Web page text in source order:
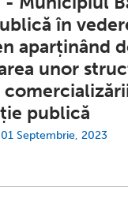
în
aparținând
unor
publică
Septembrie, 2023